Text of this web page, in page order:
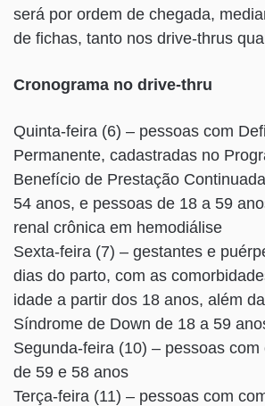
será por ordem de chegada,
de fichas, tanto nos drive-thrus
Cronograma no drive-thru
Quinta-feira (6) – pessoas com
Permanente, cadastradas no
Benefício de Prestação
54 anos, e pessoas de 18 a 59
renal crônica em hemodiálise
Sexta-feira (7) – gestantes e
dias do parto, com as
idade a partir dos 18 anos, além
Síndrome de Down de 18 a 59
Segunda-feira (10) – pessoas
de 59 e 58 anos
Terça-feira (11) – pessoas com